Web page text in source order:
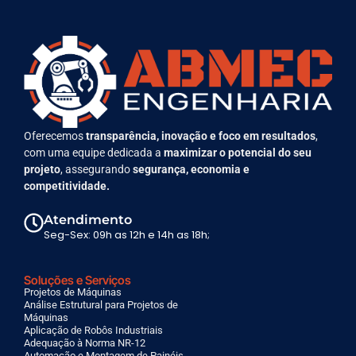
Oferecemostransparência, inovação e foco em resultados,
com uma equipe dedicada a maximizar o potencial do seu
projeto, assegurandosegurança, economia e
competitividade.
Atendimento
Seg-Sex: 09h as 12h e 14h as 18h;
Soluções e Serviços
Projetos de Máquinas
Análise Estrutural para Projetos de
Máquinas
Aplicação de Robôs Industriais
Adequação à Norma NR-12